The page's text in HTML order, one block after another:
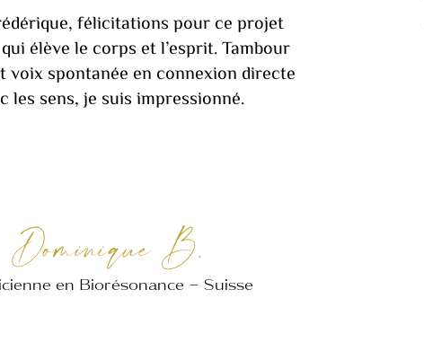
félicitations pour ce projet
élève le corps et l’esprit. Tambour
voix spontanée en connexion directe
les sens, je suis impressionné.
Dominique B.
en Biorésonance – Suisse